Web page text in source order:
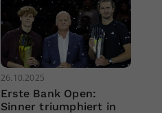
26.10.2025
Erste Bank Open:
Sinner triumphiert in